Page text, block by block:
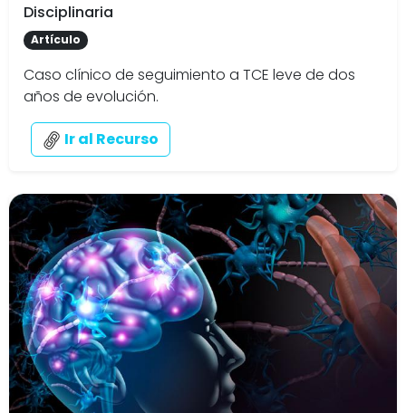
Disciplinaria
Artículo
Caso clínico de seguimiento a TCE leve de dos
años de evolución.
Ir al Recurso